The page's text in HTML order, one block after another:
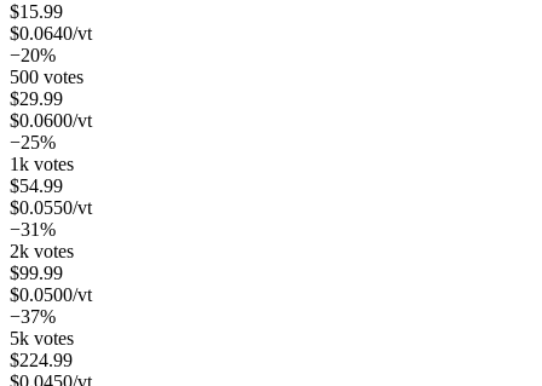
$15.99
$0.0640/vt
−20%
500 votes
$29.99
$0.0600/vt
−25%
1k votes
$54.99
$0.0550/vt
−31%
2k votes
$99.99
$0.0500/vt
−37%
5k votes
$224.99